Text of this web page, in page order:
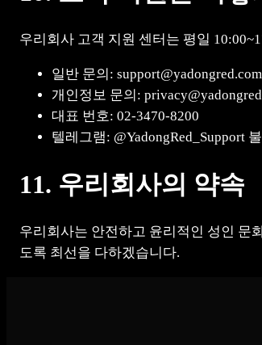
우리회사 고객 지원 센터는 평일
일반 문의: support@yadongred.com
개인정보 문의:
대표 번호: 02-3470-8200
텔레그램: @YadongRed_Support
11. 우리회사의 약속
우리회사는 안전하고 윤리적인 성인 문
도록 최선을 다하겠습니다.